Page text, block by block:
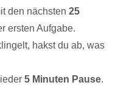
den nächsten 25
ersten Aufgabe.
hakst du ab, was
5 Minuten Pause.